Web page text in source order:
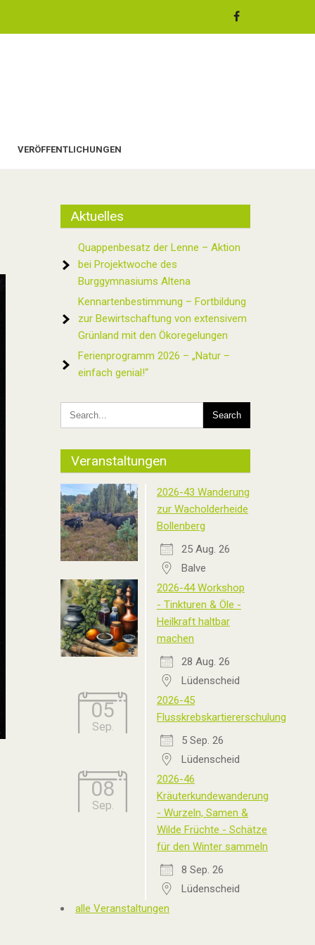
VERÖFFENTLICHUNGEN
Aktuelles
Quappenbesatz der Lenne – Aktion
bei Projektwoche des
Burggymnasiums Altena
Kennartenbestimmung – Fortbildung
zur Bewirtschaftung von extensivem
Grünland mit den Ökoregelungen
Ferienprogramm 2026 – „Natur –
einfach genial!“
Veranstaltungen
2026-43 Wanderung
zur Wacholderheide
Bollenberg
25 Aug. 26
Balve
2026-44 Workshop
- Tinkturen & Öle -
Heilkraft haltbar
machen
28 Aug. 26
Lüdenscheid
05
Sep.
2026-45
Flusskrebskartiererschulung
5 Sep. 26
Lüdenscheid
08
Sep.
2026-46
Kräuterkundewanderung
- Wurzeln, Samen &
Wilde Früchte - Schätze
für den Winter sammeln
8 Sep. 26
Lüdenscheid
alle Veranstaltungen